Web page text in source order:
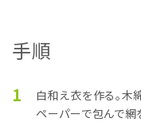
手順
1
白和え衣を作る。木
ペーパーで包んで網